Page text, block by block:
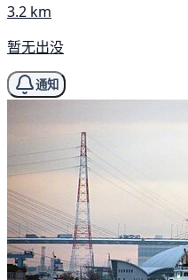
3.2 km
暂无出没
通知